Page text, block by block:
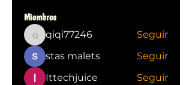
Miembros
qiqi77246
qiqi77246
Seguir
stas malets
Seguir
Ittechjuice
Seguir